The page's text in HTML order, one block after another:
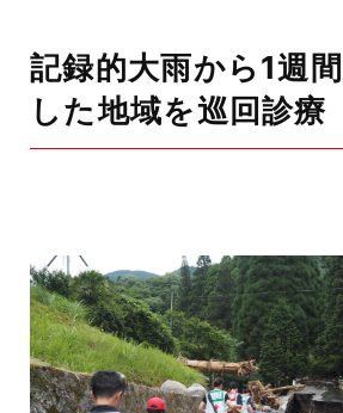
記録的大雨から1週
した地域を巡回診療